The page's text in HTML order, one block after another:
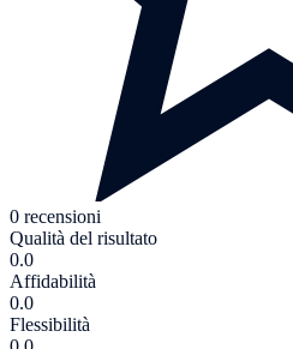
0 recensioni
Qualità del risultato
0.0
Affidabilità
0.0
Flessibilità